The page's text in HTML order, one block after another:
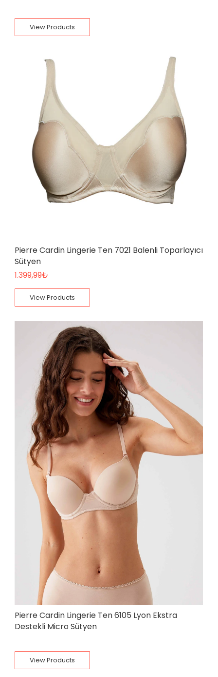
View Products
Pierre Cardin Lingerie Ten 7021 Balenli Toparlayıcı
Sütyen
1.399,99₺
View Products
Pierre Cardin Lingerie Ten 6105 Lyon Ekstra
Destekli Micro Sütyen
View Products